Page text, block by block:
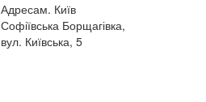
Адресам. Київ
Софіївська Борщагівка,
вул. Київська, 5